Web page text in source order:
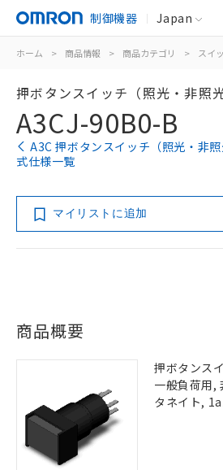
制御機器 Japan
ホーム > 商品情報 > 商品カテゴリ > スイ
押ボタンスイッチ（照光・非照
A3CJ-90B0-B
A3C 押ボタンスイッチ（照光・非
式仕様一覧
マイリストに追加
商品概要
押ボタンス
一般負荷用,
タネイト,